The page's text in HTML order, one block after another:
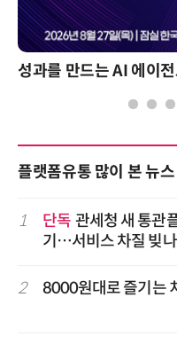
성과를 만드는 AI 에이전
플랫폼유통 많이 본 뉴스
1 단독 관세청 새 통관
기…서비스 차질 빚나
2 8000원대로 즐기는